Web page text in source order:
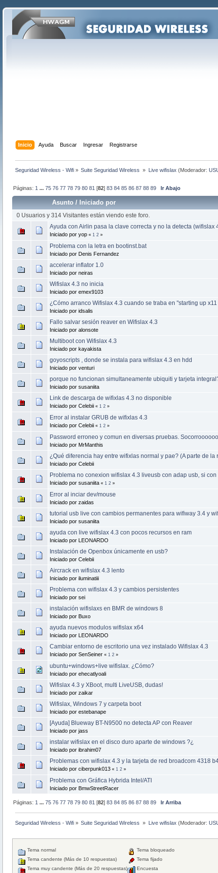
Inicio Ayuda Buscar Ingresar Registrarse
Seguridad Wireless - Wifi » Suite Seguridad Wireless » Live wifislax (Moderador:
Páginas: 1 ...75 76 77 78 79 80 81 [82]83 84 85 86 87 88 89 Ir Abajo
Asunto /Iniciado por
0 Usuarios y 314 Visitantes están viendo este foro.
Ayuda con Airlin pasa la clave correcta y no la detecta (wifislax
Iniciado por yop « 1 2»
Problema con la letra en bootinst.bat
Iniciado por Denis Fernandez
accelerar inflator 1.0
Iniciado por neiras
Wifislax 4.3 no inicia
Iniciado por emex9103
¿Cómo arranco Wifislax 4.3 cuando se traba en "starting up
Iniciado por idsalis
Fallo salvar sesión reaver en Wifislax 4.3
Iniciado por alonsote
Multiboot con Wifislax 4.3
Iniciado por kayakista
goyoscripts , donde se instala para wifislax 4.3 en hdd
Iniciado por venturi
porque no funcionan simultaneamente ubiquiti y tarjeta
Iniciado por susaniita
Link de descarga de wifixlas 4.3 no disponible
Iniciado por Celebii « 1 2»
Error al instalar GRUB de wifixlas 4.3
Iniciado por Celebii « 1 2»
Password erroneo y comun en diversas pruebas.
Iniciado por MrManthis
¿Qué diferencia hay entre wifixlas normal y pae? (A parte de la
Iniciado por Celebii
Problema no conexion wifislax 4.3 liveusb con adap usb, si
Iniciado por susaniita « 1 2»
Error al inciar dev/mouse
Iniciado por zaidas
tutorial usb live con cambios permanentes para wifiway 3.4 y
Iniciado por susaniita
ayuda con live wifislax 4.3 con pocos recursos en ram
Iniciado por LEONARDO
Instalación de Openbox únicamente en usb?
Iniciado por Celebii
Aircrack en wifislax 4.3 lento
Iniciado por iluminatiii
Problema con wifislax 4.3 y cambios persistentes
Iniciado por sei
instalación wifislaxs en BMR de windows 8
Iniciado por Buxo
ayuda nuevos modulos wifislax x64
Iniciado por LEONARDO
Cambiar entorno de escritorio una vez instalado Wifislax 4.3
Iniciado por SenSeiner « 1 2»
ubuntu+windows+live wifislax. ¿Cómo?
Iniciado por ehecatlyoali
Wifislax 4.3 y XBoot, multi LiveUSB, dudas!
Iniciado por zaikar
Wifislax, Windows 7 y carpeta boot
Iniciado por estebanape
[Ayuda] Blueway BT-N9500 no detecta AP con Reaver
Iniciado por jass
instalar wifislax en el disco duro aparte de windows ?¿
Iniciado por ibrahim07
Problemas con wifislax 4.3 y la tarjeta de red broadcom 4318
Iniciado por ciberpunk013 « 1 2»
Problema con Gráfica Hybrida Intel/ATI
Iniciado por BmwStreetRacer
Páginas: 1 ...75 76 77 78 79 80 81 [82]83 84 85 86 87 88 89 Ir Arriba
Seguridad Wireless - Wifi » Suite Seguridad Wireless » Live wifislax (Moderador:
Tema normal
Tema candente (Más de 10 respuestas)
Tema muy candente (Más de 20 respuestas)
Tema bloqueado
Tema fijado
Encuesta